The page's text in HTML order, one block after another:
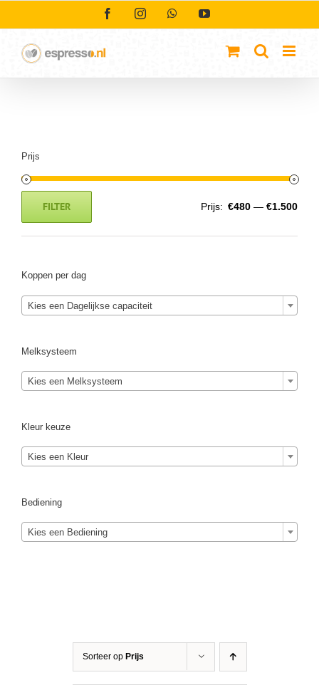
FacebookInstagramWhatsAppYouTube
Sorteer op Prijs
Prijs
FILTER Prijs: €480 — €1.500
Koppen per dag
Kies een Dagelijkse capaciteit
Melksysteem
Kies een Melksysteem
Kleur keuze
Kies een Kleur
Bediening
Kies een Bediening